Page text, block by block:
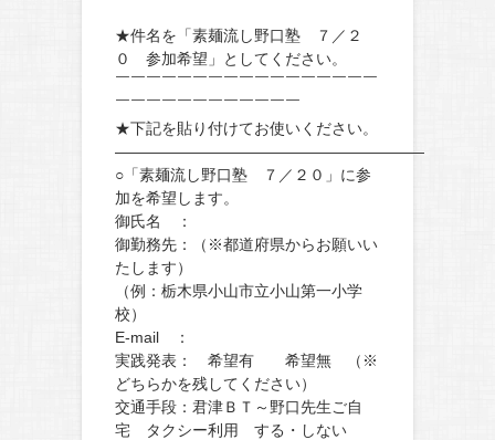
★件名を「素麺流し野口塾 ７／２
０ 参加希望」としてください。
￣￣￣￣￣￣￣￣￣￣￣￣￣￣￣￣￣
￣￣￣￣￣￣￣￣￣￣￣￣
★下記を貼り付けてお使いください。
————————————————————
○「素麺流し野口塾 ７／２０」に参
加を希望します。
御氏名 ：
御勤務先：（※都道府県からお願いい
たします）
（例：栃木県小山市立小山第一小学
校）
E-mail ：
実践発表： 希望有 希望無 （※
どちらかを残してください）
交通手段：君津ＢＴ～野口先生ご自
宅 タクシー利用 する・しない